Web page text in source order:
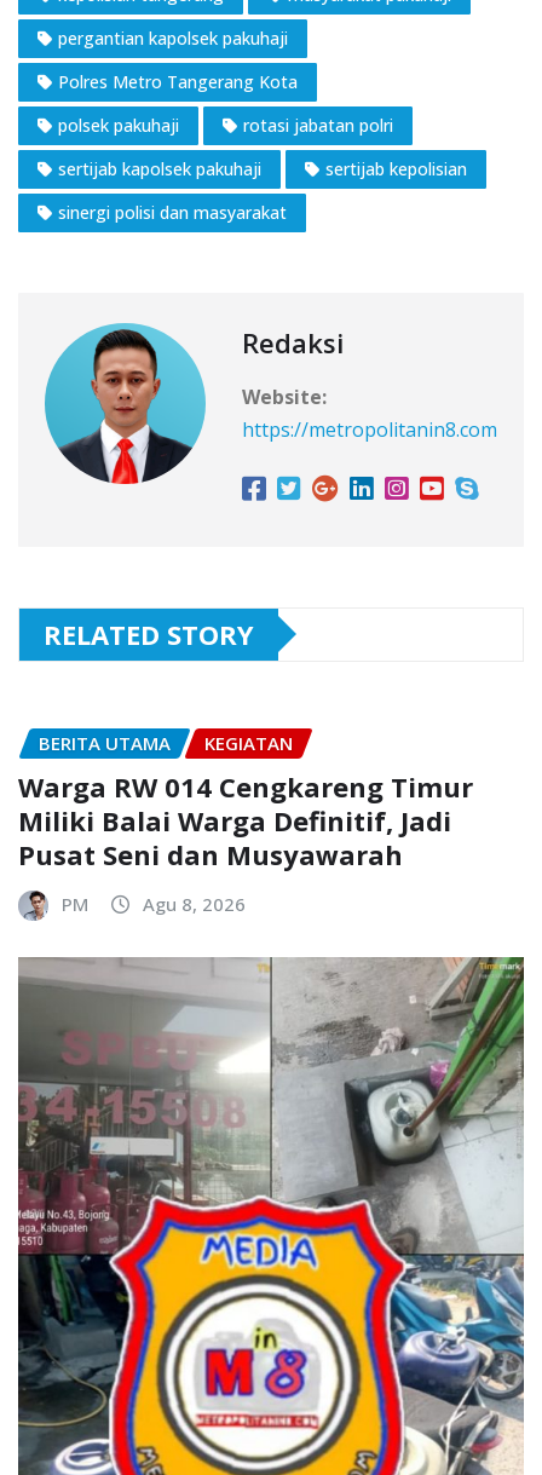
pergantian kapolsek pakuhaji
Polres Metro Tangerang Kota
polsek pakuhaji
rotasi jabatan polri
sertijab kapolsek pakuhaji
sertijab kepolisian
sinergi polisi dan masyarakat
Redaksi
Website:
https://metropolitanin8.com
RELATED STORY
BERITA UTAMA KEGIATAN
Warga RW 014 Cengkareng Timur
Miliki Balai Warga Definitif, Jadi
Pusat Seni dan Musyawarah
PM Agu 8, 2026